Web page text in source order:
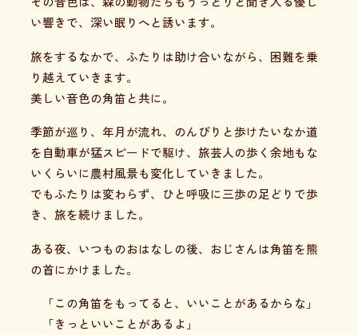
い響きで、深い眠りへと誘います。
旅をするなかで、ふたりは助け合いながら、困難を乗
り越えていきます。
美しい音色の角笛と共に。
季節が巡り、年月が流れ、のんびりと歩けたいなか道
を自動車が猛スピードで駆け、旅芸人の歩く余地もな
いくらいに農村風景も変化していきました。
でもふたりは変わらず、ひと呼吸に三歩の足どりで歩
き、旅を続けました。
ある夜、いつものおはなしの後、おじさんは角笛を熊
の首にかけました。
「この角笛をもってると、いいことがあるからな」
「きっといいことがあるよ」